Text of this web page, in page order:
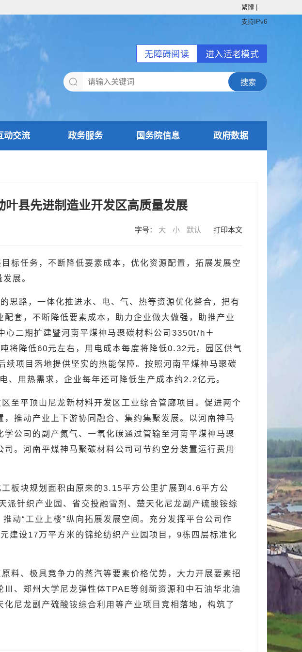
繁體
支持IPv6
进入适老模式
无障碍阅读
动交流 政务服务 国务院信息 政府数据
县先进制造业开发区高质量发展
字号： 大 小 默认 打印本文
标任务，不断降低要素成本，优化资源配置，拓展发展空
展。
思路，一体化推进水、电、气、热等资源优化整合，把有
套，不断降低要素成本，助力企业做大做强，助推产业
心二期扩建暨河南平煤神马聚碳材料公司3350t/h＋
将降低60元左右，用电成本每度将降低0.32元。园区供气
项目落地提供坚实的热能保障。按照河南平煤神马聚碳
用热需求，企业每年还可降低生产成本约2.2亿元。
至平顶山尼龙新材料开发区工业综合管廊项目。促进两个
推动产业上下游协同融合、集约集聚发展。以河南神马
公司的副产氮气、一氧化碳通过管输至河南平煤神马聚
。河南平煤神马聚碳材料公司可节约空分装置运行费用
板块规划面积由原来的3.15平方公里扩展到4.6平方公
针织产业园、省交投融雪剂、楚天化尼龙副产硫酸铵综
动“工业上楼”纵向拓展发展空间。充分发挥平台公司作
建设17万平方米的锦纶纺织产业园项目，9栋四层标准化
料、极具竞争力的蒸汽等要素价格优势，大力开展要素招
、郑州大学尼龙弹性体TPAE等创新资源和中石油华北油
尼龙副产硫酸铵综合利用等产业项目竞相落地，构筑了